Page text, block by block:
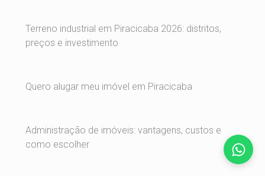
Terreno industrial em Piracicaba 2026: distritos,
preços e investimento
Quero alugar meu imóvel em Piracicaba
Administração de imóveis: vantagens, custos e
como escolher